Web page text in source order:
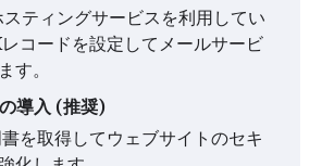
スティングサービスを利用してい
コードを設定してメールサービ
す。
導入 (推奨)
を取得してウェブサイトのセキ